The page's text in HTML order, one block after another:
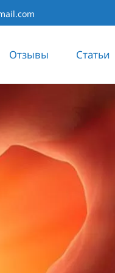
Отзывы Статьи